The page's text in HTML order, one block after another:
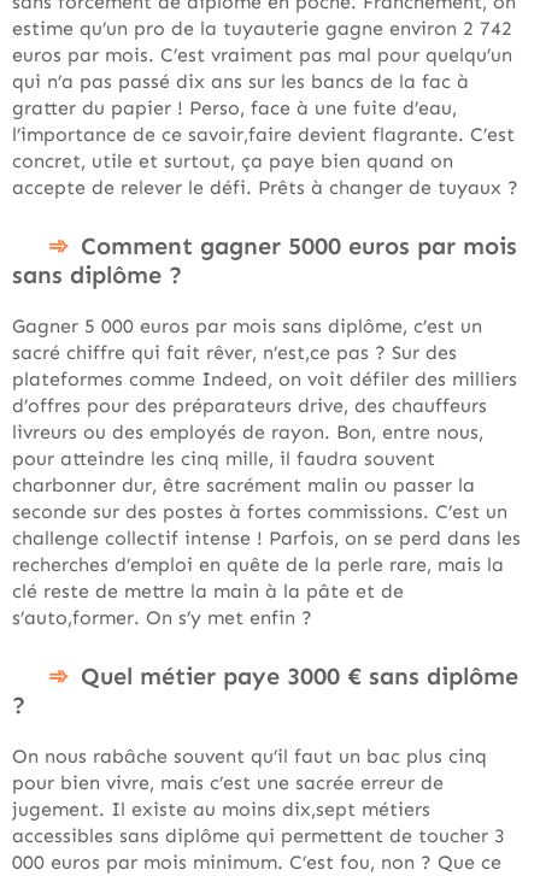
estime qu’un pro de la tuyauterie gagne environ 2 742
euros par mois. C’est vraiment pas mal pour quelqu’un
qui n’a pas passé dix ans sur les bancs de la fac à
gratter du papier ! Perso, face à une fuite d’eau,
l’importance de ce savoir,faire devient flagrante. C’est
concret, utile et surtout, ça paye bien quand on
accepte de relever le défi. Prêts à changer de tuyaux ?
Comment gagner 5000 euros par mois
sans diplôme ?
Gagner 5 000 euros par mois sans diplôme, c’est un
sacré chiffre qui fait rêver, n’est,ce pas ? Sur des
plateformes comme Indeed, on voit défiler des milliers
d’offres pour des préparateurs drive, des chauffeurs
livreurs ou des employés de rayon. Bon, entre nous,
pour atteindre les cinq mille, il faudra souvent
charbonner dur, être sacrément malin ou passer la
seconde sur des postes à fortes commissions. C’est un
challenge collectif intense ! Parfois, on se perd dans les
recherches d’emploi en quête de la perle rare, mais la
clé reste de mettre la main à la pâte et de
s’auto,former. On s’y met enfin ?
Quel métier paye 3000 € sans diplôme
?
On nous rabâche souvent qu’il faut un bac plus cinq
pour bien vivre, mais c’est une sacrée erreur de
jugement. Il existe au moins dix,sept métiers
accessibles sans diplôme qui permettent de toucher 3
000 euros par mois minimum. C’est fou, non ? Que ce